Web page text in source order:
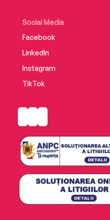
Social Media
Facebook
LinkedIn
Instagram
TikTok